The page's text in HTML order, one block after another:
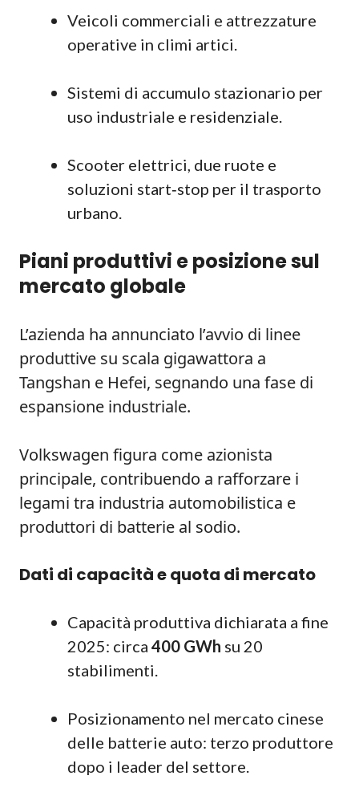
Veicoli commerciali e attrezzature
operative in climi artici.
Sistemi di accumulo stazionario per
uso industriale e residenziale.
Scooter elettrici, due ruote e
soluzioni start‑stop per il trasporto
urbano.
Piani produttivi e posizione sul
mercato globale
L’azienda ha annunciato l’avvio di linee
produttive su scala gigawattora a
Tangshan e Hefei, segnando una fase di
espansione industriale.
Volkswagen figura come azionista
principale, contribuendo a rafforzare i
legami tra industria automobilistica e
produttori di batterie al sodio.
Dati di capacità e quota di mercato
Capacità produttiva dichiarata a fine
2025: circa 400 GWh su 20
stabilimenti.
Posizionamento nel mercato cinese
delle batterie auto: terzo produttore
dopo i leader del settore.